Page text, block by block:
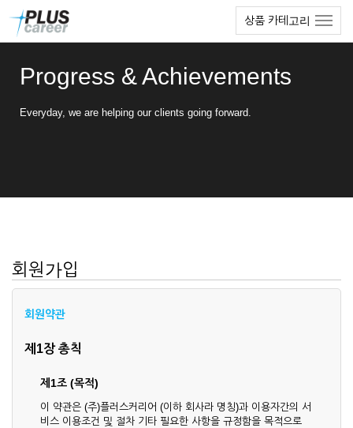
상품 카테고리
Progress & Achievements
Everyday, we are helping our clients going forward.
회원가입
회원약관
제1장 총칙
제1조 (목적)
이 약관은 (주)플러스커리어 (이하 회사라 명칭)과 이용자간의 서
비스 이용조건 및 절차 기타 필요한 사항을 규정함을 목적으로